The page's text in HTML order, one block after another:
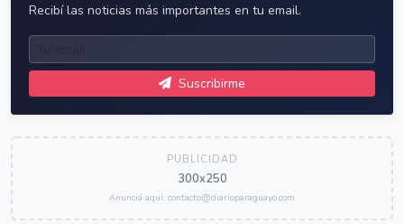
Recibí las noticias más importantes en tu email.
Suscribirme
PUBLICIDAD
300x250
Anunciá aquí: contacto@diarioparaguayo.com